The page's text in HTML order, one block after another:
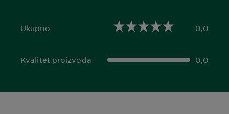
Ukupno
0,0 out of 5 stars 0,0
Kvalitet proizvoda
0,0 out of 5 stars 0,0